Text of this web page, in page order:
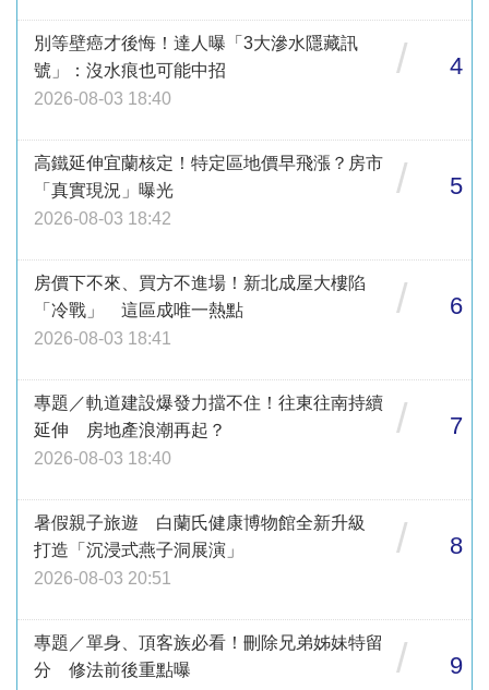
別等壁癌才後悔！達人曝「3大滲水隱藏訊
號」：沒水痕也可能中招
2026-08-03 18:40
/ 4
高鐵延伸宜蘭核定！特定區地價早飛漲？房市
「真實現況」曝光
2026-08-03 18:42
/ 5
房價下不來、買方不進場！新北成屋大樓陷
「冷戰」 這區成唯一熱點
2026-08-03 18:41
/ 6
專題／軌道建設爆發力擋不住！往東往南持續
延伸 房地產浪潮再起？
2026-08-03 18:40
/ 7
暑假親子旅遊 白蘭氏健康博物館全新升級
打造「沉浸式燕子洞展演」
2026-08-03 20:51
/ 8
專題／單身、頂客族必看！刪除兄弟姊妹特留
分 修法前後重點曝
/ 9